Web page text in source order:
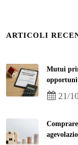
ARTICOLI
Mutui
21/
Comprare